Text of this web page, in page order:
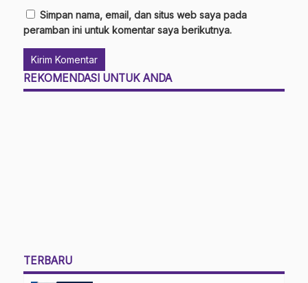
Simpan nama, email, dan situs web saya pada
peramban ini untuk komentar saya berikutnya.
REKOMENDASI UNTUK ANDA
TERBARU